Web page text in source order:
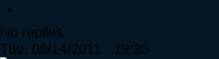
No replies
Tue, 06/14/2011 - 19:35